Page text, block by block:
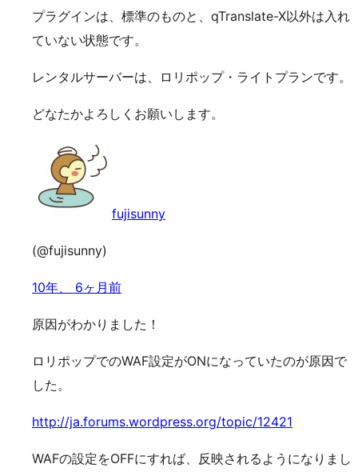
プラグインは、標準のものと、qTranslate-X以外は入れ
ていない状態です。
レンタルサーバーは、ロリポップ・ライトプランです。
どなたかよろしくお願いします。
fujisunny
(@fujisunny)
10年、 6ヶ月前
原因がわかりました！
ロリポップでのWAF設定がONになっていたのが原因で
した。
http://ja.forums.wordpress.org/topic/12421
WAFの設定をOFFにすれば、反映されるようになりまし